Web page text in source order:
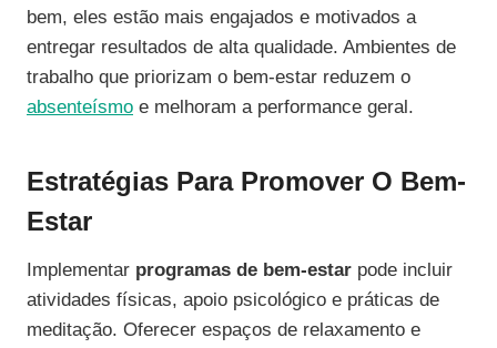
bem, eles estão mais engajados e motivados a
entregar resultados de alta qualidade. Ambientes de
trabalho que priorizam o bem-estar reduzem o
absenteísmo e melhoram a performance geral.
Estratégias Para Promover O Bem-
Estar
Implementar programas de bem-estar pode incluir
atividades físicas, apoio psicológico e práticas de
meditação. Oferecer espaços de relaxamento e